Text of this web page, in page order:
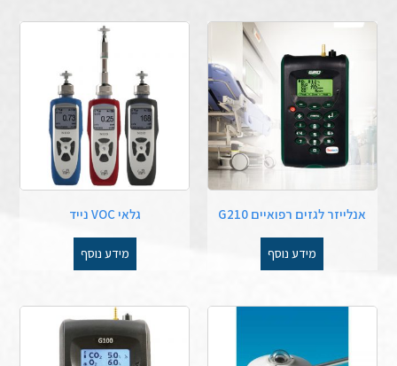
אנלייזר לגזים רפואיים G210
מידע נוסף
גלאי VOC נייד
מידע נוסף